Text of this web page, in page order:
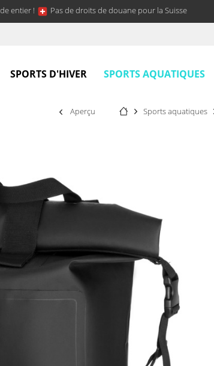
entier ! Pas de droits de douane pour la Suisse
SPORTS D'HIVER SPORTS AQUATIQUES
Aperçu Sports aquatiques